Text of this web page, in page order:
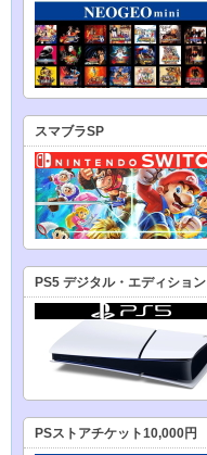
スマブラSP
PS5 デジタル・エディション
PSストアチケット10,000円